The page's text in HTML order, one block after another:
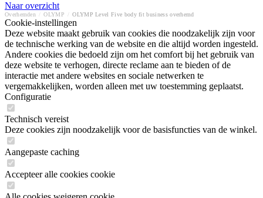
Naar overzicht
Overhemden OLYMP OLYMP Level Five body fit business overhemd
Cookie-instellingen
Deze website maakt gebruik van cookies die noodzakelijk zijn voor
de technische werking van de website en die altijd worden ingesteld.
Andere cookies die bedoeld zijn om het comfort bij het gebruik van
deze website te verhogen, directe reclame aan te bieden of de
interactie met andere websites en sociale netwerken te
vergemakkelijken, worden alleen met uw toestemming geplaatst.
Configuratie
Technisch vereist
Deze cookies zijn noodzakelijk voor de basisfuncties van de winkel.
Aangepaste caching
Accepteer alle cookies cookie